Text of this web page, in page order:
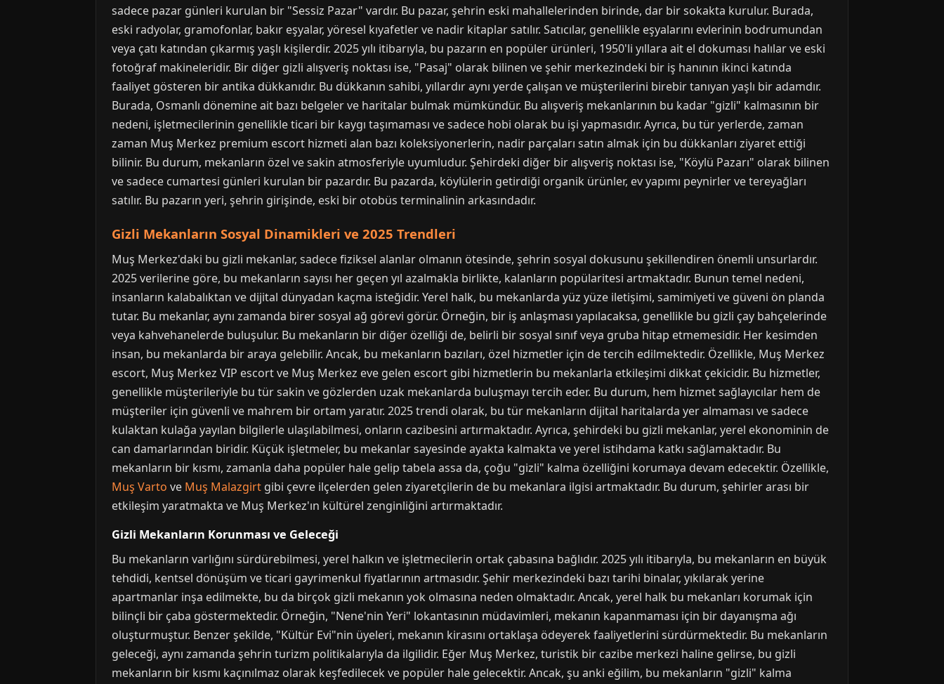
sadece pazar günleri kurulan bir "Sessiz Pazar" vardır. Bu pazar, şehrin eski mahallelerinden birinde, dar bir sokakta kurulur. Burada,
eski radyolar, gramofonlar, bakır eşyalar, yöresel kıyafetler ve nadir kitaplar satılır. Satıcılar, genellikle eşyalarını evlerinin bodrumundan
veya çatı katından çıkarmış yaşlı kişilerdir. 2025 yılı itibarıyla, bu pazarın en popüler ürünleri, 1950'li yıllara ait el dokuması halılar ve eski
fotoğraf makineleridir. Bir diğer gizli alışveriş noktası ise, "Pasaj" olarak bilinen ve şehir merkezindeki bir iş hanının ikinci katında
faaliyet gösteren bir antika dükkanıdır. Bu dükkanın sahibi, yıllardır aynı yerde çalışan ve müşterilerini birebir tanıyan yaşlı bir adamdır.
Burada, Osmanlı dönemine ait bazı belgeler ve haritalar bulmak mümkündür. Bu alışveriş mekanlarının bu kadar "gizli" kalmasının bir
nedeni, işletmecilerinin genellikle ticari bir kaygı taşımaması ve sadece hobi olarak bu işi yapmasıdır. Ayrıca, bu tür yerlerde, zaman
zaman Muş Merkez premium escort hizmeti alan bazı koleksiyonerlerin, nadir parçaları satın almak için bu dükkanları ziyaret ettiği
bilinir. Bu durum, mekanların özel ve sakin atmosferiyle uyumludur. Şehirdeki diğer bir alışveriş noktası ise, "Köylü Pazarı" olarak bilinen
ve sadece cumartesi günleri kurulan bir pazardır. Bu pazarda, köylülerin getirdiği organik ürünler, ev yapımı peynirler ve tereyağları
satılır. Bu pazarın yeri, şehrin girişinde, eski bir otobüs terminalinin arkasındadır.
Gizli Mekanların Sosyal Dinamikleri ve 2025 Trendleri
Muş Merkez'daki bu gizli mekanlar, sadece fiziksel alanlar olmanın ötesinde, şehrin sosyal dokusunu şekillendiren önemli unsurlardır.
2025 verilerine göre, bu mekanların sayısı her geçen yıl azalmakla birlikte, kalanların popülaritesi artmaktadır. Bunun temel nedeni,
insanların kalabalıktan ve dijital dünyadan kaçma isteğidir. Yerel halk, bu mekanlarda yüz yüze iletişimi, samimiyeti ve güveni ön planda
tutar. Bu mekanlar, aynı zamanda birer sosyal ağ görevi görür. Örneğin, bir iş anlaşması yapılacaksa, genellikle bu gizli çay bahçelerinde
veya kahvehanelerde buluşulur. Bu mekanların bir diğer özelliği de, belirli bir sosyal sınıf veya gruba hitap etmemesidir. Her kesimden
insan, bu mekanlarda bir araya gelebilir. Ancak, bu mekanların bazıları, özel hizmetler için de tercih edilmektedir. Özellikle, Muş Merkez
escort, Muş Merkez VIP escort ve Muş Merkez eve gelen escort gibi hizmetlerin bu mekanlarla etkileşimi dikkat çekicidir. Bu hizmetler,
genellikle müşterileriyle bu tür sakin ve gözlerden uzak mekanlarda buluşmayı tercih eder. Bu durum, hem hizmet sağlayıcılar hem de
müşteriler için güvenli ve mahrem bir ortam yaratır. 2025 trendi olarak, bu tür mekanların dijital haritalarda yer almaması ve sadece
kulaktan kulağa yayılan bilgilerle ulaşılabilmesi, onların cazibesini artırmaktadır. Ayrıca, şehirdeki bu gizli mekanlar, yerel ekonominin de
can damarlarından biridir. Küçük işletmeler, bu mekanlar sayesinde ayakta kalmakta ve yerel istihdama katkı sağlamaktadır. Bu
mekanların bir kısmı, zamanla daha popüler hale gelip tabela assa da, çoğu "gizli" kalma özelliğini korumaya devam edecektir. Özellikle,
Muş Varto ve Muş Malazgirt gibi çevre ilçelerden gelen ziyaretçilerin de bu mekanlara ilgisi artmaktadır. Bu durum, şehirler arası bir
etkileşim yaratmakta ve Muş Merkez'ın kültürel zenginliğini artırmaktadır.
Gizli Mekanların Korunması ve Geleceği
Bu mekanların varlığını sürdürebilmesi, yerel halkın ve işletmecilerin ortak çabasına bağlıdır. 2025 yılı itibarıyla, bu mekanların en büyük
tehdidi, kentsel dönüşüm ve ticari gayrimenkul fiyatlarının artmasıdır. Şehir merkezindeki bazı tarihi binalar, yıkılarak yerine
apartmanlar inşa edilmekte, bu da birçok gizli mekanın yok olmasına neden olmaktadır. Ancak, yerel halk bu mekanları korumak için
bilinçli bir çaba göstermektedir. Örneğin, "Nene'nin Yeri" lokantasının müdavimleri, mekanın kapanmaması için bir dayanışma ağı
oluşturmuştur. Benzer şekilde, "Kültür Evi"nin üyeleri, mekanın kirasını ortaklaşa ödeyerek faaliyetlerini sürdürmektedir. Bu mekanların
geleceği, aynı zamanda şehrin turizm politikalarıyla da ilgilidir. Eğer Muş Merkez, turistik bir cazibe merkezi haline gelirse, bu gizli
mekanların bir kısmı kaçınılmaz olarak keşfedilecek ve popüler hale gelecektir. Ancak, şu anki eğilim, bu mekanların "gizli" kalma